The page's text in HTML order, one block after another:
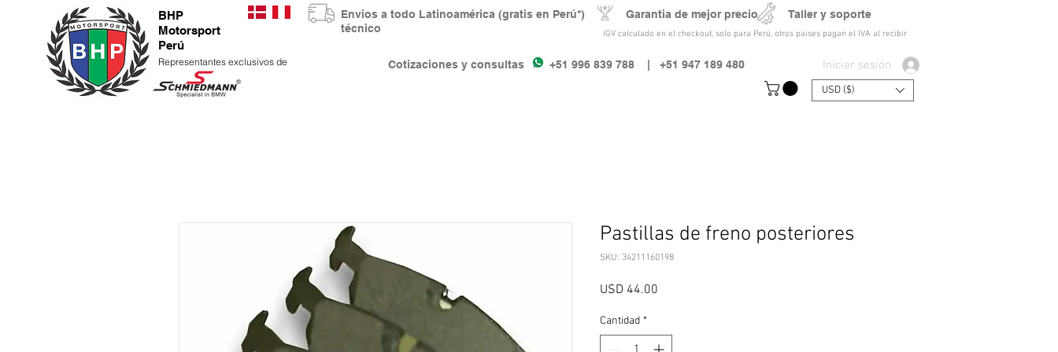
IGV calculado en el checkout, solo para Perú, otros paises pagan el IVA al recibir
BHP
Motorsport
Perú
Iniciar sesión
Representantes exclusivos de Cotizaciones y consultas +51 996 839 788 | +51 947 189 480
USD ($)
Envios a todo Latinoamérica (gratis en Perú*) Garantia de mejor precio Taller y soporte
técnico
Pastillas de freno posteriores
SKU: 34211160198
USD 44.00
Cantidad *